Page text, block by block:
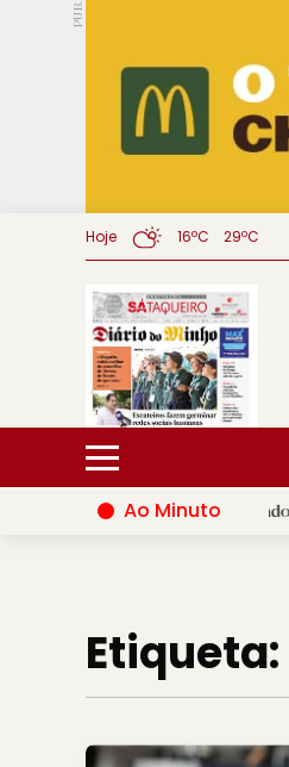
PUB.
Hoje 16ºC 29ºC
Ao Minuto
à inovação do mundo da moda |
Etiqueta: